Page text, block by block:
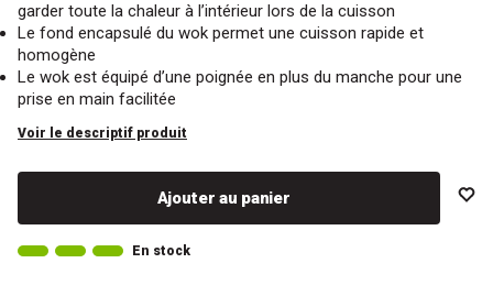
garder toute la chaleur à l’intérieur lors de la cuisson
Le fond encapsulé du wok permet une cuisson rapide et
homogène
Le wok est équipé d’une poignée en plus du manche pour une
prise en main facilitée
Voir le descriptif produit
Ajouter au panier
En stock